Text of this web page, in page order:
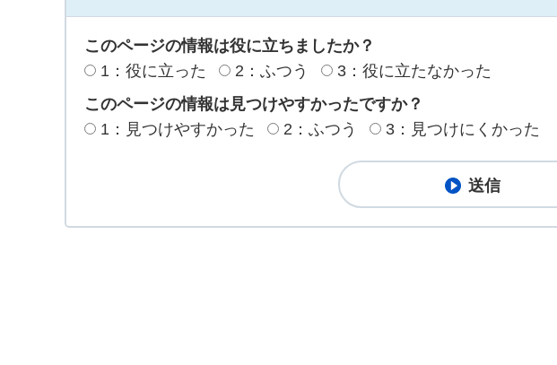
このページの情報は役に立ちましたか？
1：役に立った
2：ふつう
3：役に立たなかった
このページの情報は見つけやすかったですか？
1：見つけやすかった
2：ふつう 3：見つけにくかった